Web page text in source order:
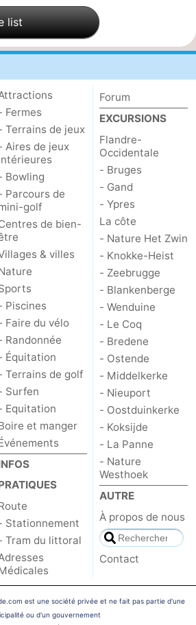
list
Fermes
Terrains de jeux
Aires de jeux
Bowling
Parcours de
golf
de bien-
& villes
Piscines
Faire du vélo
Randonnée
Équitation
Terrains de golf
Surfen
Equitation
et manger
Stationnement
Tram du littoral
Forum
EXCURSIONS
Flandre-
Occidentale
- Bruges
- Gand
- Ypres
La côte
- Nature Het Zwin
- Knokke-Heist
- Zeebrugge
- Blankenberge
- Wenduine
- Le Coq
- Bredene
- Ostende
- Middelkerke
- Nieuport
- Oostduinkerke
- Koksijde
- La Panne
- Nature
Westhoek
AUTRE
À propos de nous
Contact
est une société privée et ne fait pas partie d'une
ou d'un gouvernement